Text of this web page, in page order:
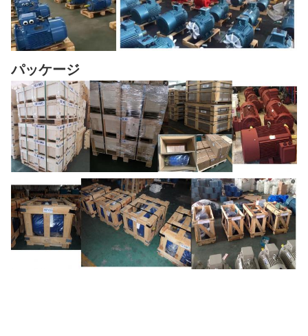
パッケージ